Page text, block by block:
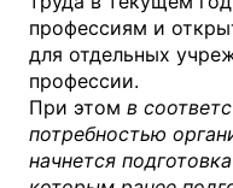
профессиям и
для отдельных
профессии.
При этом в
потребностью
начнется